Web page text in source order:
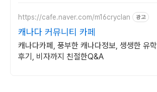
https://cafe.naver.com/m16cryclan 광고
캐나다 커뮤니티 카페
캐나다카페, 풍부한 캐나다정보, 생생한 유학
후기, 비자까지 친절한Q&A